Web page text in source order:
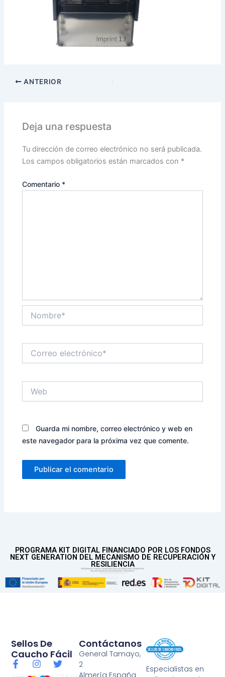
ANTERIOR
Deja una respuesta
Tu dirección de correo electrónico no será publicada.
Los campos obligatorios están marcados con *
Comentario *
electrónico*
Guarda mi nombre, correo electrónico y web en
este navegador para la próxima vez que comente.
PROGRAMA KIT DIGITAL FINANCIADO POR LOS FONDOS
NEXT GENERATION DEL MECANISMO DE RECUPERACIÓN Y
RESILIENCIA
Especialistas en
Contáctanos
General Tamayo,
2
Almería España
Sellos De
Caucho Fácil
F
a
I
T